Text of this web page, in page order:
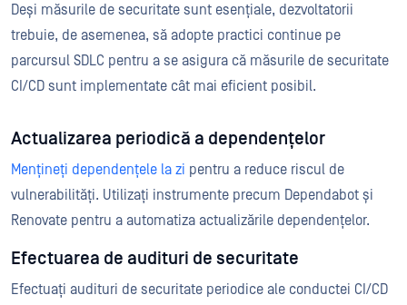
Deși măsurile de securitate sunt esențiale, dezvoltatorii
trebuie, de asemenea, să adopte practici continue pe
parcursul SDLC pentru a se asigura că măsurile de securitate
CI/CD sunt implementate cât mai eficient posibil.
Actualizarea periodică a dependențelor
Mențineți dependențele la zi pentru a reduce riscul de
vulnerabilități. Utilizați instrumente precum Dependabot și
Renovate pentru a automatiza actualizările dependențelor.
Efectuarea de audituri de securitate
Efectuați audituri de securitate periodice ale conductei CI/CD